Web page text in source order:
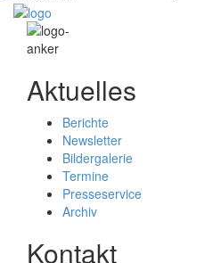
Aktuelles
Berichte
Newsletter
Bildergalerie
Termine
Presseservice
Archiv
Kontakt